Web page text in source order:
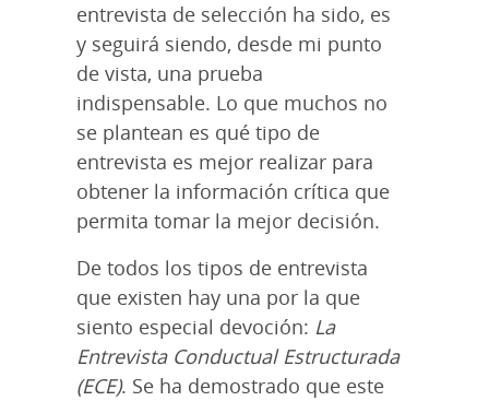
entrevista de selección ha sido, es
y seguirá siendo, desde mi punto
de vista, una prueba
indispensable. Lo que muchos no
se plantean es qué tipo de
entrevista es mejor realizar para
obtener la información crítica que
permita tomar la mejor decisión.
De todos los tipos de entrevista
que existen hay una por la que
siento especial devoción: La
Entrevista Conductual Estructurada
(ECE). Se ha demostrado que este